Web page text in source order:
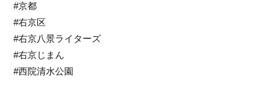
#京都
#右京区
#右京八景ライターズ
#右京じまん
#西院清水公園